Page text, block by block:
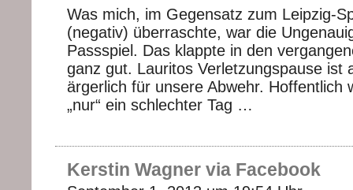
Was mich, im Gegensatz zum Leipzig-
(negativ) überraschte, war die
Passspiel. Das klappte in den
ganz gut. Lauritos Verletzungspause ist
ärgerlich für unsere Abwehr. Hoffentlich
„nur“ ein schlechter Tag …
Kerstin Wagner via Facebook